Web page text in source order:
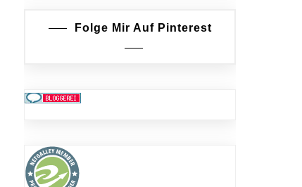
Folge Mir Auf Pinterest